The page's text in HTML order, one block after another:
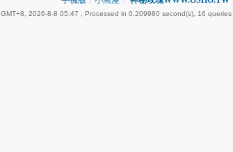
GMT+8, 2026-8-8 05:47 , Processed in 0.209980 second(s), 16 queries .